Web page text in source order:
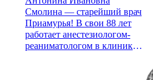
Смолина — старейший врач
Приамурья! В свои 88 лет
работает анестезиологом-
реаниматологом в клинике